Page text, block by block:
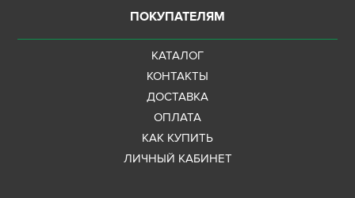
ПОКУПАТЕЛЯМ
КАТАЛОГ
КОНТАКТЫ
ДОСТАВКА
ОПЛАТА
КАК КУПИТЬ
ЛИЧНЫЙ КАБИНЕТ